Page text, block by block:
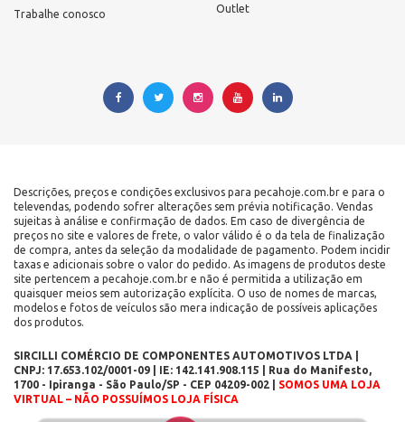
Trabalhe conosco Outlet
Descrições, preços e condições exclusivos para pecahoje.com.br e para o
televendas, podendo sofrer alterações sem prévia notificação. Vendas
sujeitas à análise e confirmação de dados. Em caso de divergência de
preços no site e valores de frete, o valor válido é o da tela de finalização
de compra, antes da seleção da modalidade de pagamento. Podem incidir
taxas e adicionais sobre o valor do pedido. As imagens de produtos deste
site pertencem a pecahoje.com.br e não é permitida a utilização em
quaisquer meios sem autorização explícita. O uso de nomes de marcas,
modelos e fotos de veículos são mera indicação de possíveis aplicações
dos produtos.
SIRCILLI COMÉRCIO DE COMPONENTES AUTOMOTIVOS LTDA |
CNPJ: 17.653.102/0001-09 | IE: 142.141.908.115 | Rua do Manifesto,
1700 - Ipiranga - São Paulo/SP - CEP 04209-002 | SOMOS UMA LOJA
VIRTUAL – NÃO POSSUÍMOS LOJA FÍSICA